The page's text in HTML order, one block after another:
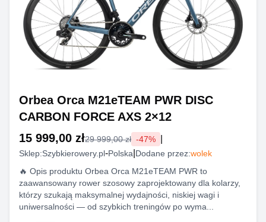
Orbea Orca M21eTEAM PWR DISC
CARBON FORCE AXS 2×12
15 999,00 zł29 999,00 zł -47%
Sklep:Szybkierowery.pl-Polska Dodane przez:wolek
🔥 Opis produktu Orbea Orca M21eTEAM PWR to
zaawansowany rower szosowy zaprojektowany dla kolarzy,
którzy szukają maksymalnej wydajności, niskiej wagi i
uniwersalności — od szybkich treningów po wyma...